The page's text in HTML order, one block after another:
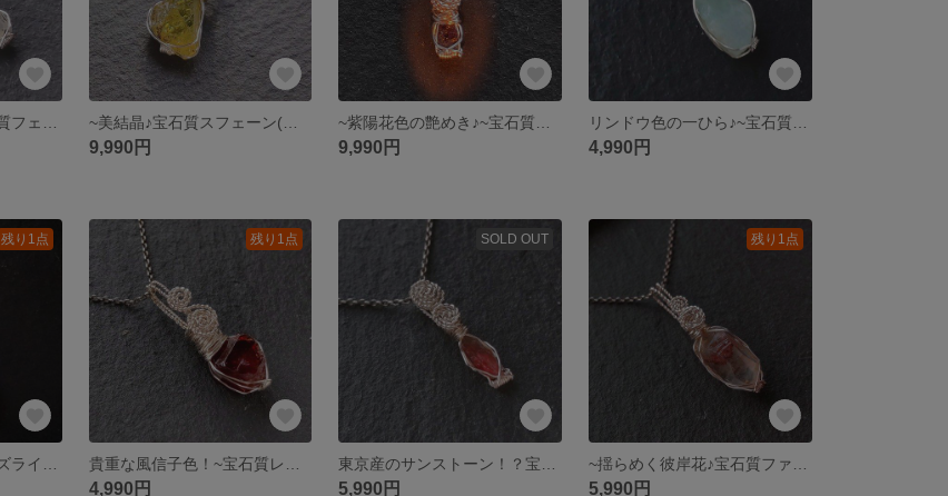
9,990円 9,990円 4,990円
残り1点 残り1点
4,990円
SOLD OUT
5,990円
残り1点
5,990円